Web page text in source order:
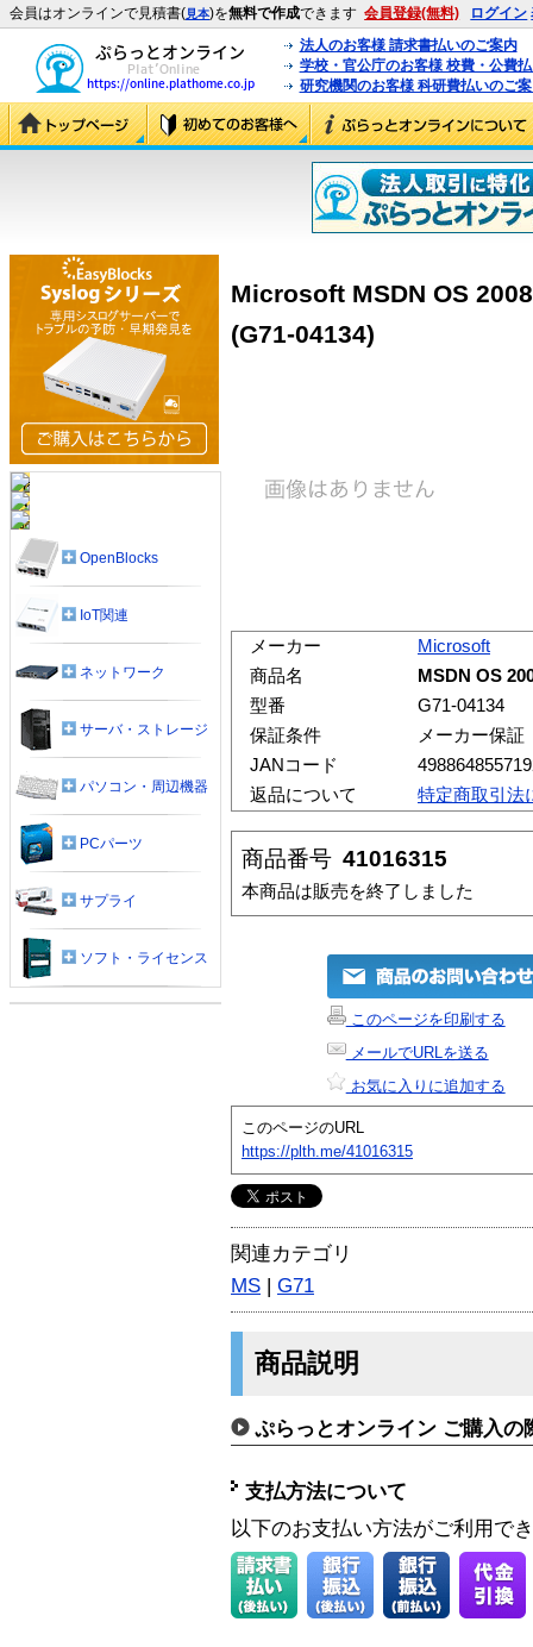
会員はオンラインで見積書(見本)を無料で作成できます 会員登録(無料) ログイン
法人のお客様 請求書払いのご案内
学校・官公庁のお客様 校費・公費
研究機関のお客様 科研費払いのご
Microsoft MSDN OS
(G71-04134)
メーカー
Microsoft
商品名
MSDN OS
型番
G71-04134
保証条件
メーカー保証
JANコード
返品について
特定商取引法
商品番号 41016315
本商品は販売を終了しました
このページを印刷する
メールでURLを送る
お気に入りに追加する
このページのURL
https://plth.me/41016315
関連カテゴリ
MS | G71
商品説明
ぷらっとオンライン ご購入の
支払方法について
以下のお支払い方法がご利用で
OpenBlocks
IoT関連
ネットワーク
サーバ・ストレージ
パソコン・周辺機器
PCパーツ
サプライ
ソフト・ライセンス